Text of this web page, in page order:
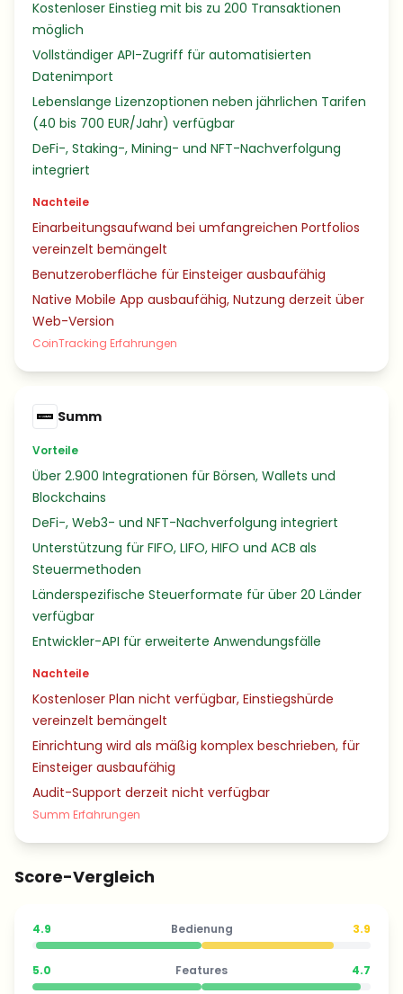
Kostenloser Einstieg mit bis zu 200 Transaktionen
möglich
Vollständiger API-Zugriff für automatisierten
Datenimport
Lebenslange Lizenzoptionen neben jährlichen Tarifen
(40 bis 700 EUR/Jahr) verfügbar
DeFi-, Staking-, Mining- und NFT-Nachverfolgung
integriert
Nachteile
Einarbeitungsaufwand bei umfangreichen Portfolios
vereinzelt bemängelt
Benutzeroberfläche für Einsteiger ausbaufähig
Native Mobile App ausbaufähig, Nutzung derzeit über
Web-Version
CoinTracking Erfahrungen
Summ
Vorteile
Über 2.900 Integrationen für Börsen, Wallets und
Blockchains
DeFi-, Web3- und NFT-Nachverfolgung integriert
Unterstützung für FIFO, LIFO, HIFO und ACB als
Steuermethoden
Länderspezifische Steuerformate für über 20 Länder
verfügbar
Entwickler-API für erweiterte Anwendungsfälle
Nachteile
Kostenloser Plan nicht verfügbar, Einstiegshürde
vereinzelt bemängelt
Einrichtung wird als mäßig komplex beschrieben, für
Einsteiger ausbaufähig
Audit-Support derzeit nicht verfügbar
Summ Erfahrungen
Score-Vergleich
4.9 Bedienung 3.9
5.0 Features 4.7